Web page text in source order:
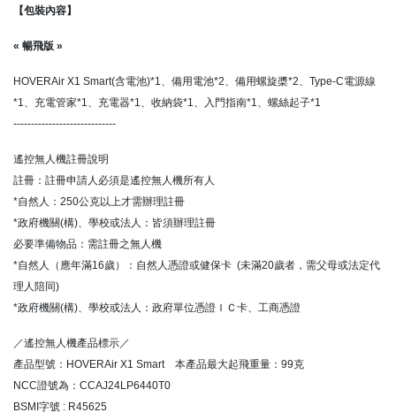
【包裝內容】
« 暢飛版 »
HOVERAir X1 Smart(含電池)*1、備用電池*2、備用螺旋槳*2、Type-C電源線
*1、充電管家*1、充電器*1、收納袋*1、入門指南*1、螺絲起子*1
-----------------------------
遙控無人機註冊說明
註冊：註冊申請人必須是遙控無人機所有人
*自然人：250公克以上才需辦理註冊
*政府機關(構)、學校或法人：皆須辦理註冊
必要準備物品：需註冊之無人機
*自然人（應年滿16歲）：自然人憑證或健保卡 (未滿20歲者，需父母或法定代
理人陪同)
*政府機關(構)、學校或法人：政府單位憑證ＩＣ卡、工商憑證
／遙控無人機產品標示／
產品型號：HOVERAir X1 Smart 本產品最大起飛重量：99克
NCC證號為：CCAJ24LP6440T0
BSMI字號 : R45625